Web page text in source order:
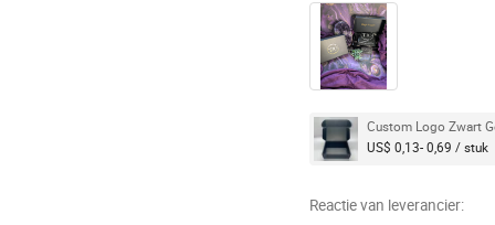
Custom Logo Zwart
US$ 0,13- 0,69 / stuk
Reactie van leverancier: